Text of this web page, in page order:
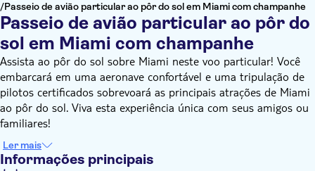
/Passeio de avião particular ao pôr do sol em Miami com champanhe
Passeio de avião particular ao pôr do
sol em Miami com champanhe
Assista ao pôr do sol sobre Miami neste voo particular! Você
embarcará em uma aeronave confortável e uma tripulação de
pilotos certificados sobrevoará as principais atrações de Miami
ao pôr do sol. Viva esta experiência única com seus amigos ou
familiares!
Ler mais
Informações principais